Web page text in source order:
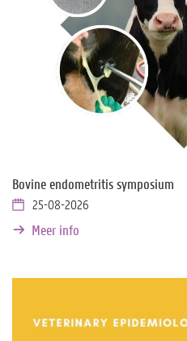
Bovine endometritis symposium
25-08-2026
Meer info